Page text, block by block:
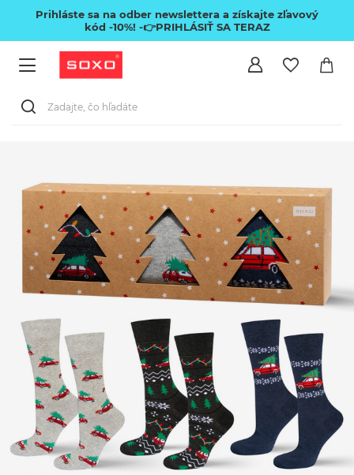
Prihláste sa na odber newslettera a získajte zľavový
kód -10%! -👉PRIHLÁSIŤ SA TERAZ